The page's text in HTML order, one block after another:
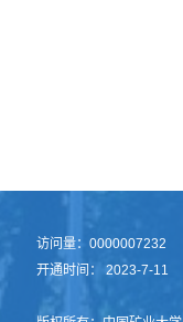
访问量：0000007232
开通时间：2023-7-11